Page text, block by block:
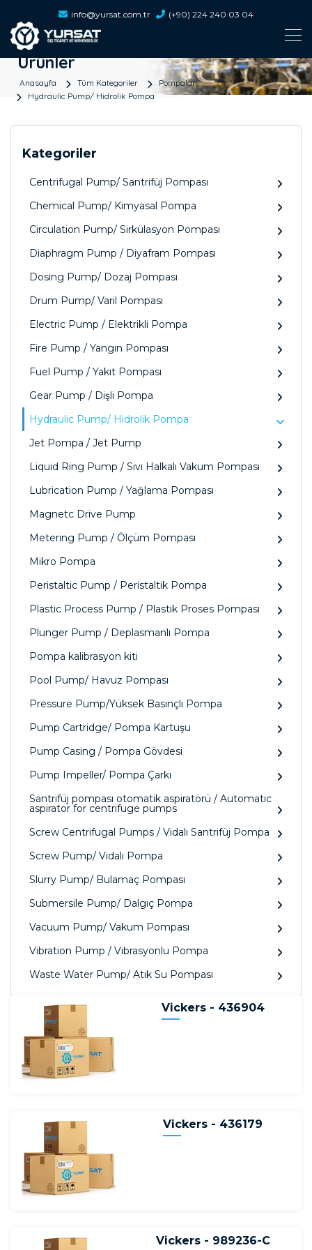
info@yursat.com.tr (+90) 224 240 03 04
Ürünler
Anasayfa Tüm Kategoriler
Pompalar
Hydraulic Pump/ Hidrolik Pompa
Kategoriler
Centrifugal Pump/ Santrifüj Pompası
Chemical Pump/ Kimyasal Pompa
Circulation Pump/ Sirkülasyon Pompası
Diaphragm Pump / Diyafram Pompası
Dosing Pump/ Dozaj Pompası
Drum Pump/ Varil Pompası
Electric Pump / Elektrikli Pompa
Fire Pump / Yangın Pompası
Fuel Pump / Yakıt Pompası
Gear Pump / Dişli Pompa
Hydraulic Pump/ Hidrolik Pompa
Jet Pompa / Jet Pump
Liquid Ring Pump / Sıvı Halkalı Vakum Pompası
Lubrication Pump / Yağlama Pompası
Magnetc Drive Pump
Metering Pump / Ölçüm Pompası
Mikro Pompa
Peristaltic Pump / Peristaltik Pompa
Plastic Process Pump / Plastik Proses Pompası
Plunger Pump / Deplasmanlı Pompa
Pompa kalibrasyon kiti
Pool Pump/ Havuz Pompası
Pressure Pump/Yüksek Basınçlı Pompa
Pump Cartridge/ Pompa Kartuşu
Pump Casing / Pompa Gövdesi
Pump Impeller/ Pompa Çarkı
Santrifüj pompası otomatik aspiratörü / Automatic
aspirator for centrifuge pumps
Screw Centrifugal Pumps / Vidalı Santrifüj Pompa
Screw Pump/ Vidalı Pompa
Slurry Pump/ Bulamaç Pompası
Submersile Pump/ Dalgıç Pompa
Vacuum Pump/ Vakum Pompası
Vibration Pump / Vibrasyonlu Pompa
Waste Water Pump/ Atık Su Pompası
Vickers - 436904
Vickers - 436179
Vickers - 989236-C